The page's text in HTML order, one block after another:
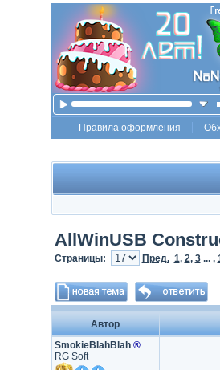
Правила оформления
AllWinUSB
Страницы: Пред. 1, 2, 3... ,
Автор
SmokieBlahBlah ®
RG Soft